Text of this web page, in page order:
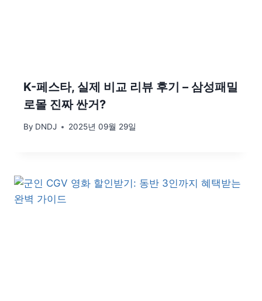
K-페스타, 실제 비교 리뷰 후기 – 삼성패밀
로몰 진짜 싼거?
By DNDJ 2025년 09월 29일